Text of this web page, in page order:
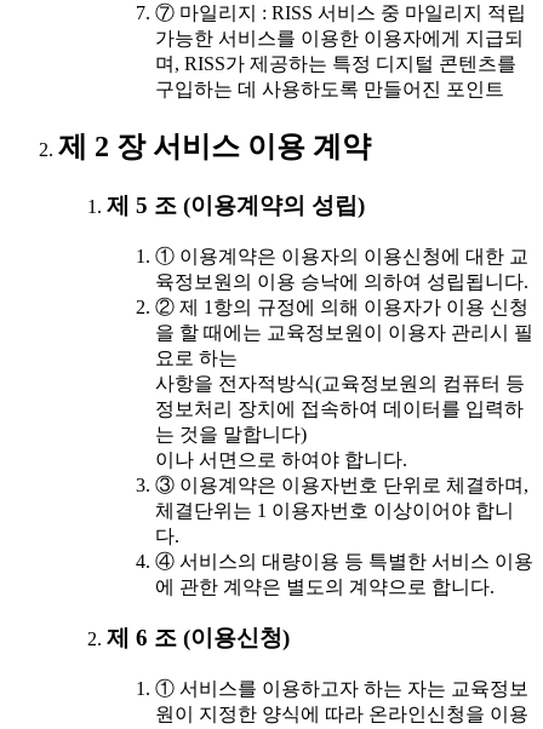
⑦ 마일리지 : RISS 서비스 중 마일리지 적립
가능한 서비스를 이용한 이용자에게 지급되
며, RISS가 제공하는 특정 디지털 콘텐츠를
구입하는 데 사용하도록 만들어진 포인트
제 2 장 서비스 이용 계약
제 5 조 (이용계약의 성립)
① 이용계약은 이용자의 이용신청에 대한 교
육정보원의 이용 승낙에 의하여 성립됩니다.
② 제 1항의 규정에 의해 이용자가 이용 신청
을 할 때에는 교육정보원이 이용자 관리시 필
요로 하는
사항을 전자적방식(교육정보원의 컴퓨터 등
정보처리 장치에 접속하여 데이터를 입력하
는 것을 말합니다)
이나 서면으로 하여야 합니다.
③ 이용계약은 이용자번호 단위로 체결하며,
체결단위는 1 이용자번호 이상이어야 합니
다.
④ 서비스의 대량이용 등 특별한 서비스 이용
에 관한 계약은 별도의 계약으로 합니다.
제 6 조 (이용신청)
① 서비스를 이용하고자 하는 자는 교육정보
원이 지정한 양식에 따라 온라인신청을 이용